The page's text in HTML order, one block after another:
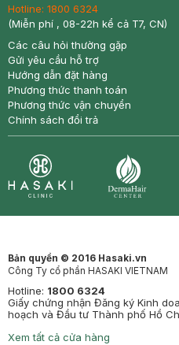
Hotline: 1800 6324
(Miễn phí , 08-22h kể cả T7, CN)
Các câu hỏi thường gặp
Gửi yêu cầu hỗ trợ
Hướng dẫn đặt hàng
Phương thức thanh toán
Phương thức vận chuyển
Chính sách đổi trả
Bản quyền © 2016 Hasaki.vn
Công Ty cổ phần HASAKI VIETNAM
Hotline: 1800 6324
Giấy chứng nhận Đăng ký Kinh
hoạch và Đầu tư Thành phố Hồ
Xem tất cả cửa hàng